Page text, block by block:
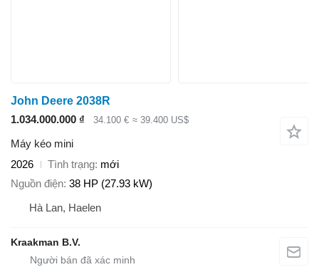
John Deere 2038R
1.034.000.000 ₫
34.100 € ≈ 39.400 US$
Máy kéo mini
2026
Tình trạng mới
Nguồn điện 38 HP (27.93 kW)
Hà Lan, Haelen
Kraakman B.V.